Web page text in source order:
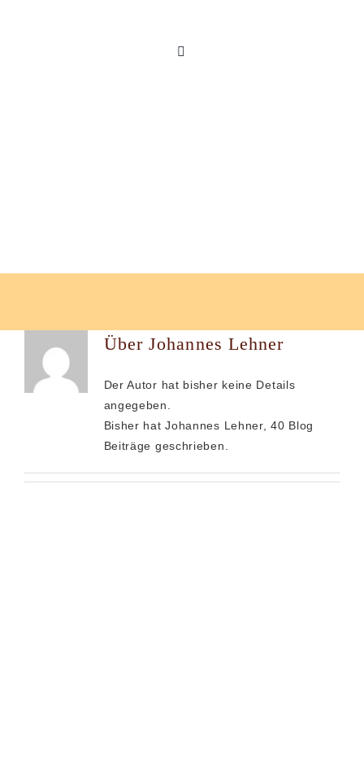
ÜberJohannes Lehner
Der Autor hat bisher keine Details
angegeben.
Bisher hat Johannes Lehner, 40 Blog
Beiträge geschrieben.